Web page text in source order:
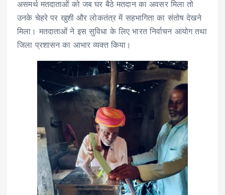
असमर्थ मतदाताओं को जब घर बैठे मतदान का अवसर मिला तो
उनके चेहरे पर खुशी और लोकतंत्र में सहभागिता का संतोष देखने
मिला। मतदाताओं ने इस सुविधा के लिए भारत निर्वाचन आयोग तथा
जिला प्रशासन का आभार व्यक्त किया।